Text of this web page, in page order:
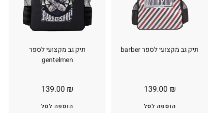
תיק גב מקצועי לספר
gentelmen
139.00 ₪
הוספה לסל
תיק גב מקצועי לספר barber
139.00 ₪
הוספה לסל